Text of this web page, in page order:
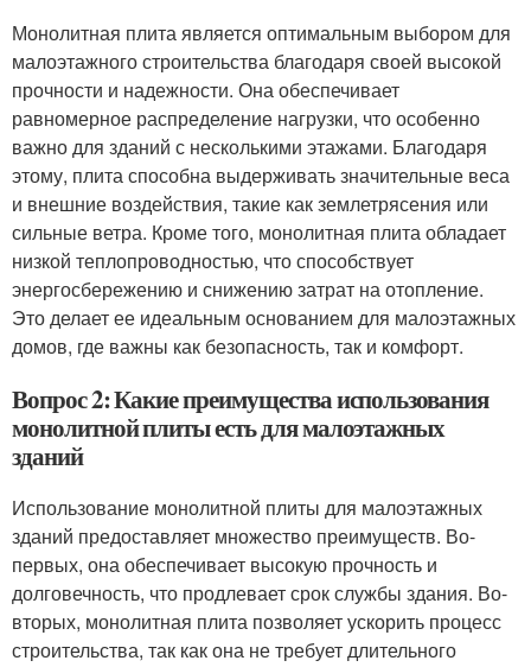
Монолитная плита является оптимальным выбором для
малоэтажного строительства благодаря своей высокой
прочности и надежности. Она обеспечивает
равномерное распределение нагрузки, что особенно
важно для зданий с несколькими этажами. Благодаря
этому, плита способна выдерживать значительные веса
и внешние воздействия, такие как землетрясения или
сильные ветра. Кроме того, монолитная плита обладает
низкой теплопроводностью, что способствует
энергосбережению и снижению затрат на отопление.
Это делает ее идеальным основанием для малоэтажных
домов, где важны как безопасность, так и комфорт.
Вопрос 2: Какие преимущества использования
монолитной плиты есть для малоэтажных
зданий
Использование монолитной плиты для малоэтажных
зданий предоставляет множество преимуществ. Во-
первых, она обеспечивает высокую прочность и
долговечность, что продлевает срок службы здания. Во-
вторых, монолитная плита позволяет ускорить процесс
строительства, так как она не требует длительного